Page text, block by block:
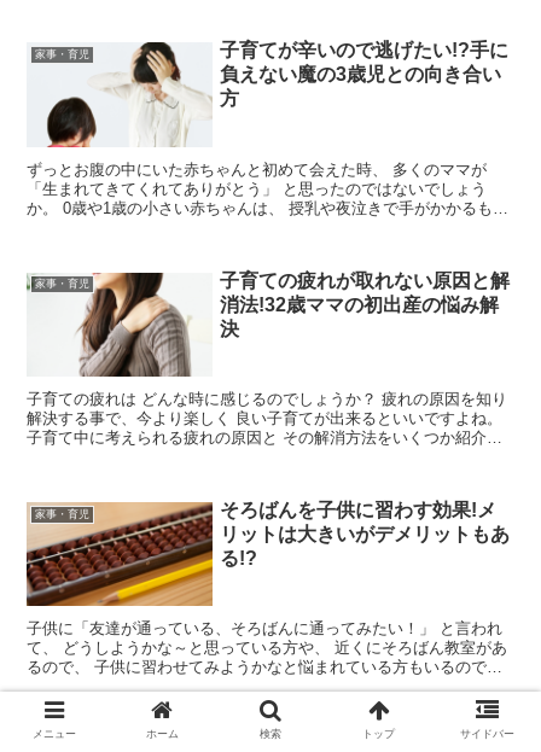
家事・育児
子育てが辛いので逃げたい!?手に
負えない魔の3歳児との向き合い
方
ずっとお腹の中にいた赤ちゃんと初めて会えた時、 多くのママが
「生まれてきてくれてありがとう」 と思ったのではないでしょう
か。 0歳や1歳の小さい赤ちゃんは、 授乳や夜泣きで手がかかるもの
家事・育児
子育ての疲れが取れない原因と解
消法!32歳ママの初出産の悩み解
決
子育ての疲れは どんな時に感じるのでしょうか？ 疲れの原因を知り
解決する事で、今より楽しく 良い子育てが出来るといいですよね。
子育て中に考えられる疲れの原因と その解消方法をいくつか紹介し
家事・育児
そろばんを子供に習わす効果!メ
リットは大きいがデメリットもあ
る!?
子供に「友達が通っている、そろばんに通ってみたい！」 と言われ
て、 どうしようかな～と思っている方や、 近くにそろばん教室があ
るので、 子供に習わせてみようかなと悩まれている方もいるのでし
ょう。 習い事はサッカーやピア...
メニュー ホーム 検索 トップ サイドバー